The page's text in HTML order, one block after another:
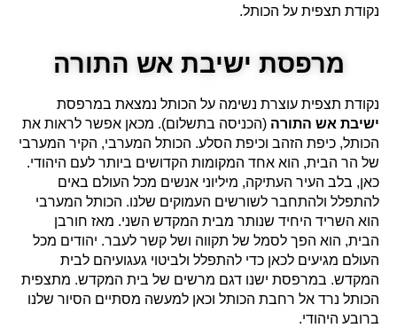
נקודת תצפית על הכותל.
מרפסת ישיבת אש התורה
נקודת תצפית עוצרת נשימה על הכותל נמצאת במרפסת
ישיבת אש התורה (הכניסה בתשלום). מכאן אפשר לראות את
הכותל, כיפת הזהב וכיפת הסלע. הכותל המערבי, הקיר המערבי
של הר הבית, הוא אחד המקומות הקדושים ביותר לעם היהודי.
כאן, בלב העיר העתיקה, מיליוני אנשים מכל העולם באים
להתפלל ולהתחבר לשורשים העמוקים שלנו. הכותל המערבי
הוא השריד היחיד שנותר מבית המקדש השני. מאז חורבן
הבית, הוא הפך לסמל של תקווה ושל קשר לעבר. יהודים מכל
העולם מגיעים לכאן כדי להתפלל ולביטוי געגועיהם לבית
המקדש. במרפסת ישנו דגם מרשים של בית המקדש. מתצפית
הכותל נרד אל רחבת הכותל וכאן למעשה מסתיים הסיור שלנו
ברובע היהודי.